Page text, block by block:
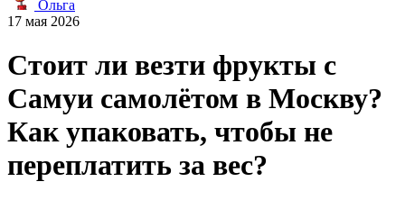
Ольга
17 мая 2026
Стоит ли везти фрукты с
Самуи самолётом в Москву?
Как упаковать, чтобы не
переплатить за вес?